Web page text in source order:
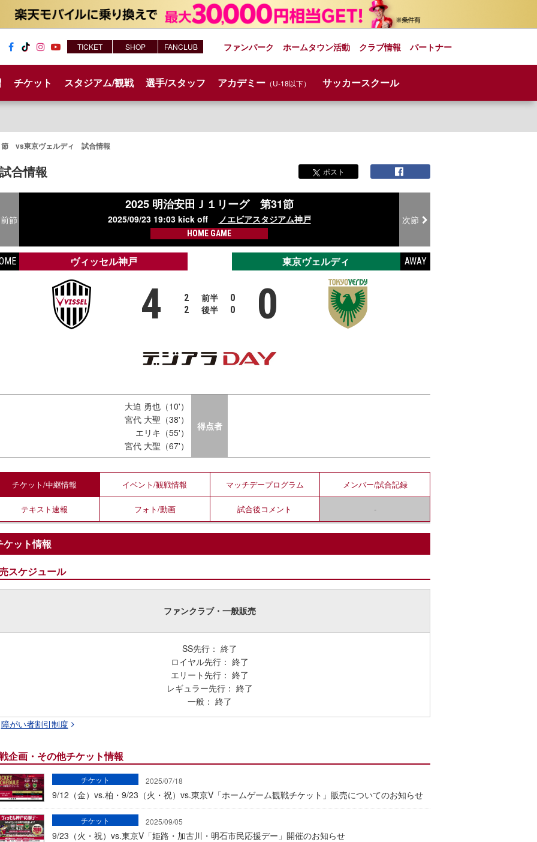
am e
チケット スタジアム/観戦 選手/スタッフ アカデミー（U-18以下） サッカースクール
ファンパーク ホームタウン活動 クラブ情報 パートナー
TICKET SHOP FANCLUB
節 vs東京ヴェルディ 試合情報
試合情報 ポスト
前節
2025 明治安田Ｊ１リーグ 第31節
2025/09/23 19:03 kick off ノエビアスタジアム神戸
HOME GAME
次節
ヴィッセル神戸 AWAY
東京ヴェルディ
4 2 前半
0
2
後半 0 0
大迫 勇也（10'）
宮代 大聖（38'）
エリキ（55'）
宮代 大聖（67'）
得点者
チケット/中継情報 イベント/観戦情報 マッチデープログラム メンバー/試合記録
テキスト速報 フォト/動画 試合後コメント -
ケット情報
スケジュール
ファンクラブ・一般販売
SS先行： 終了
ロイヤル先行： 終了
エリート先行： 終了
レギュラー先行： 終了
一般： 終了
障がい者割引制度
企画・その他チケット情報
2025/07/18
9/12（金）vs.柏・9/23（火・祝）vs.東京V「ホームゲーム観戦チケット」販売についてのお知らせ
チケット
2025/09/05
9/23（火・祝）vs.東京V「姫路・加古川・明石市民応援デー」開催のお知らせ
チケット